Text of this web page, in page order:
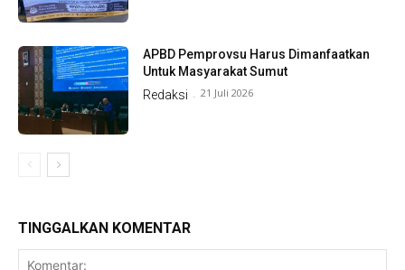
APBD Pemprovsu Harus Dimanfaatkan
Untuk Masyarakat Sumut
Redaksi - 21 Juli 2026
TINGGALKAN KOMENTAR